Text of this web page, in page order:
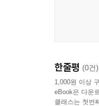
한줄평 (0건)
1,000원 이상
eBook은 다운
클래스는 첫번